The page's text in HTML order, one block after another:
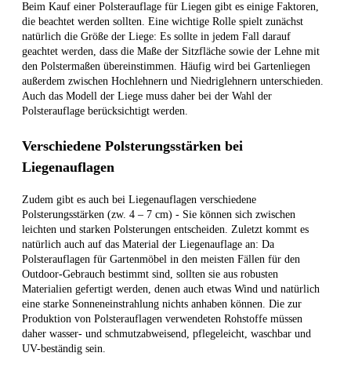
Beim Kauf einer Polsterauflage für Liegen gibt es einige Faktoren,
die beachtet werden sollten. Eine wichtige Rolle spielt zunächst
natürlich die Größe der Liege: Es sollte in jedem Fall darauf
geachtet werden, dass die Maße der Sitzfläche sowie der Lehne mit
den Polstermaßen übereinstimmen. Häufig wird bei Gartenliegen
außerdem zwischen Hochlehnern und Niedriglehnern unterschieden.
Auch das Modell der Liege muss daher bei der Wahl der
Polsterauflage berücksichtigt werden.
Verschiedene Polsterungsstärken bei
Liegenauflagen
Zudem gibt es auch bei Liegenauflagen verschiedene
Polsterungsstärken (zw. 4 – 7 cm) - Sie können sich zwischen
leichten und starken Polsterungen entscheiden. Zuletzt kommt es
natürlich auch auf das Material der Liegenauflage an: Da
Polsterauflagen für Gartenmöbel in den meisten Fällen für den
Outdoor-Gebrauch bestimmt sind, sollten sie aus robusten
Materialien gefertigt werden, denen auch etwas Wind und natürlich
eine starke Sonneneinstrahlung nichts anhaben können. Die zur
Produktion von Polsterauflagen verwendeten Rohstoffe müssen
daher wasser- und schmutzabweisend, pflegeleicht, waschbar und
UV-beständig sein.